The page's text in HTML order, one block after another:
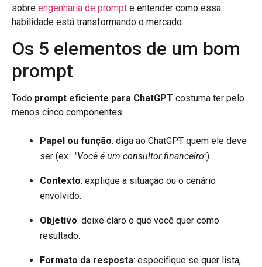
sobre engenharia de prompt e entender como essa
habilidade está transformando o mercado.
Os 5 elementos de um bom
prompt
Todo prompt eficiente para ChatGPT costuma ter pelo
menos cinco componentes:
Papel ou função: diga ao ChatGPT quem ele deve
ser (ex.: "Você é um consultor financeiro").
Contexto: explique a situação ou o cenário
envolvido.
Objetivo: deixe claro o que você quer como
resultado.
Formato da resposta: especifique se quer lista,